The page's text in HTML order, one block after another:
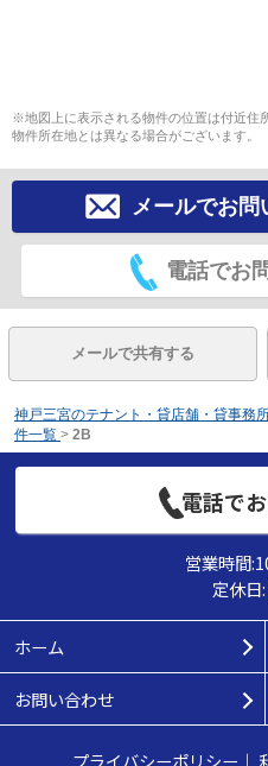
※地図上に表示される物件の位置は付近住
物件所在地とは異なる場合がございます。
メールでお問
電話でお
メールで共有する
神戸三宮のテナント・貸店舗・貸事務
件一覧 > 2B
電話で
営業時間
定休日
ホーム
お問い合わせ